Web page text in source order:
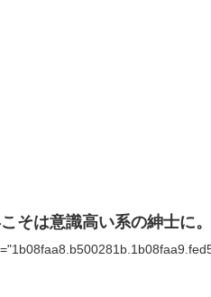
そは意識高い系の紳士に。